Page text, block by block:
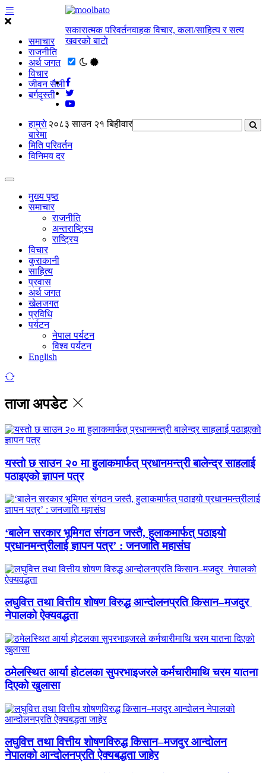
समाचार
राजनीति
अर्थ जगत
विचार
जीवन सैली
बर्गदृस्ती
सकारात्मक परिवर्तनवाहक विचार, कला/साहित्य र सत्य
खवरको बाटाे
२०८३ साउन २१ बिहीवार
हाम्राे
बारेमा
मिति परिवर्तन
विनिमय दर
मुख्य पृष्ठ
समाचार
राजनीति
अन्तराष्ट्रिय
राष्ट्रिय
विचार
कुराकानी
साहित्य
प्रवास
अर्थ जगत
खेलजगत
प्रविधि
पर्यटन
नेपाल पर्यटन
विश्व पर्यटन
English
ताजा अपडेट
यस्तो छ साउन २० मा हुलाकमार्फत् प्रधानमन्त्री बालेन्द्र साहलाई
पठाइएको ज्ञापन पत्र
‘बालेन सरकार भूमिगत संगठन जस्तै, हुलाकमार्फत् पठाइयो
प्रधानमन्त्रीलाई ज्ञापन पत्र’ : जनजाति महासंघ
लघुवित्त तथा वित्तीय शोषण विरुद्ध आन्दोलनप्रति किसान–मजदुर
नेपालको ऐक्यवद्धता
ठमेलस्थित आर्या होटलका सुपरभाइजरले कर्मचारीमाथि चरम यातना
दिएको खुलासा
लघुवित्त तथा वित्तीय शोषणविरुद्ध किसान–मजदुर आन्दोलन
नेपालको आन्दोलनप्रति ऐक्यबद्धता जाहेर